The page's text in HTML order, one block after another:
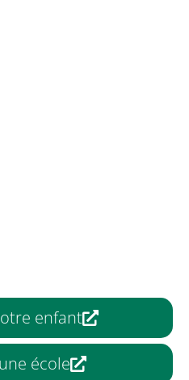
enfant
école